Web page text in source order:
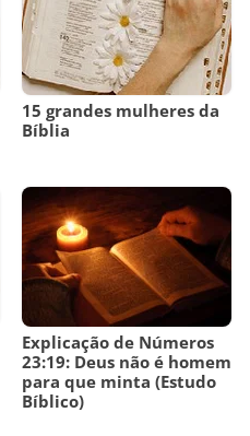
15 grandes mulheres da
Bíblia
Explicação de Números
23:19: Deus não é homem
para que minta (Estudo
Bíblico)